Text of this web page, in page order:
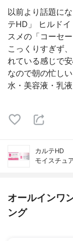
以前より話題に
テHD」 ヒルド
スメの「コーセ
こっくりすぎず
れている感じで
なので朝の忙し
水・美容液・乳
カルテHD
モイスチュ
オールインワ
ング